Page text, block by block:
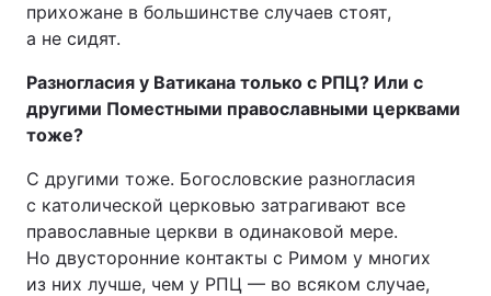
прихожане в большинстве случаев стоят,
а не сидят.
Разногласия у Ватикана только с РПЦ? Или с
другими Поместными православными церквами
тоже?
С другими тоже. Богословские разногласия
с католической церковью затрагивают все
православные церкви в одинаковой мере.
Но двусторонние контакты с Римом у многих
из них лучше, чем у РПЦ — во всяком случае,